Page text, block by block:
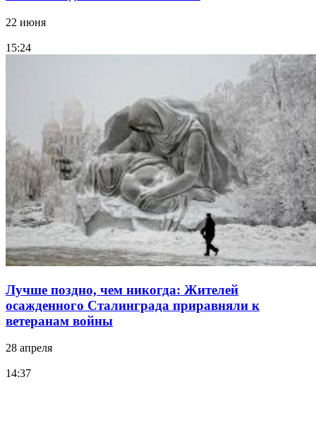
22 июня
15:24
Лучше поздно, чем никогда: Жителей
осажденного Сталинграда приравняли к
ветеранам войны
28 апреля
14:37